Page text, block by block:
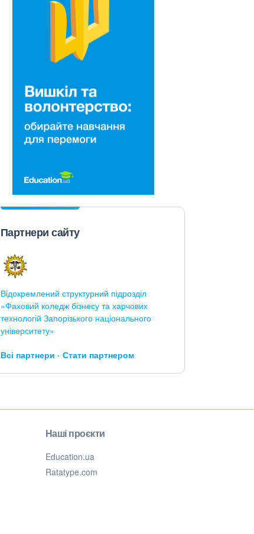
Партнери сайту
Відокремлений структурний підрозділ
«Фаховий коледж бізнесу та харчових
технологій Запорізького національного
університету»
Всі партнери Стати партнером
Наші проєкти
Education.ua
Ratatype.com